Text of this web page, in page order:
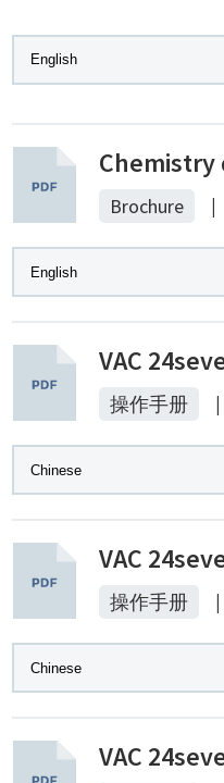
Chemistry
Brochure |
VAC
操作手册 |
VAC
操作手册 |
VAC